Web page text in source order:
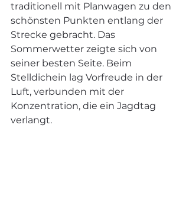
traditionell mit Planwagen zu den
schönsten Punkten entlang der
Strecke gebracht. Das
Sommerwetter zeigte sich von
seiner besten Seite. Beim
Stelldichein lag Vorfreude in der
Luft, verbunden mit der
Konzentration, die ein Jagdtag
verlangt.